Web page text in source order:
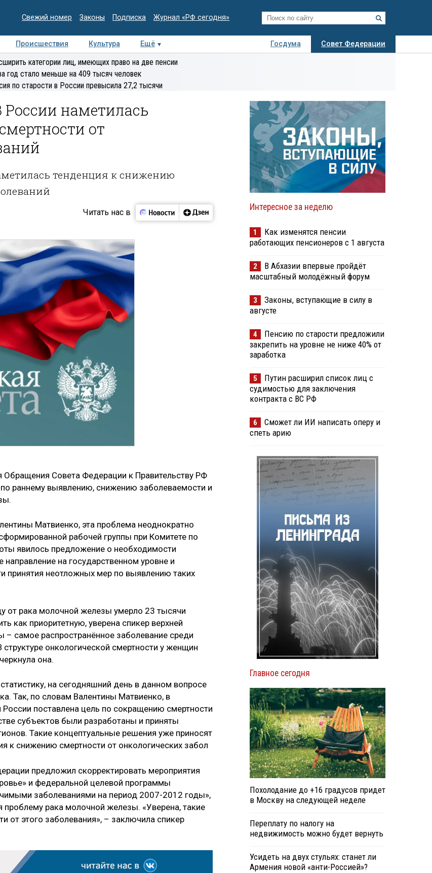
Свежий номер Законы Подписка Журнал «РФ сегодня»
Происшествия Культура Ещё Госдума
Совет Федерации
Интервью Колумнисты
Деловая
категории лиц, имеющих право на две пенсии
год стало меньше на 409 тысяч человек
по старости в России превысила 27,2 тысячи
наметилась
от
тенденция к снижению
Читать нас в
Совета Федерации к Правительству РФ
раннему выявлению, снижению заболеваемости и
Матвиенко, эта проблема неоднократно
рабочей группы при Комитете по
явилось предложение о необходимости
на государственном уровне и
принятия неотложных мер по выявлению таких
от рака молочной железы умерло 23 тысячи
как приоритетную, уверена спикер верхней
самое распространённое заболевание среди
онкологической смертности у женщин
она.
на сегодняшний день в данном вопросе
Так, по словам Валентины Матвиенко, в
поставлена цель по сокращению смертности
субъектов были разработаны и приняты
Такие концептуальные решения уже приносят
к снижению смертности от онкологических забол
предложил скорректировать мероприятия
и федеральной целевой программы
заболеваниями на период 2007-2012 годы»,
проблему рака молочной железы. «Уверена, такие
от этого заболевания», – заключила спикер
Интересное за неделю
1
Как изменятся пенсии
работающих пенсионеров с 1 августа
2
В Абхазии впервые пройдёт
масштабный молодёжный форум
3
Законы, вступающие в силу в
августе
4
Пенсию по старости предложили
закрепить на уровне не ниже 40% от
заработка
5
Путин расширил список лиц с
судимостью для заключения
контракта с ВС РФ
6
Сможет ли ИИ написать оперу и
спеть арию
Главное сегодня
Похолодание до +16 градусов придет
в Москву на следующей неделе
Переплату по налогу на
недвижимость можно будет вернуть
Усидеть на двух стульях: станет ли
Армения новой «анти-Россией»?